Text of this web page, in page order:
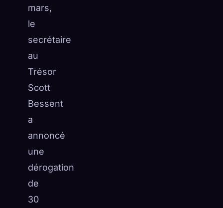
mars,
le
secrétaire
au
Trésor
Scott
Bessent
a
annoncé
une
dérogation
de
30